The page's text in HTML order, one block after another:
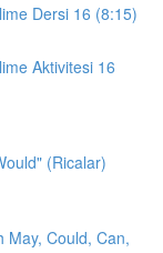
Dersi 16 (8:15)
Aktivitesi 16
(Ricalar)
May, Could, Can,